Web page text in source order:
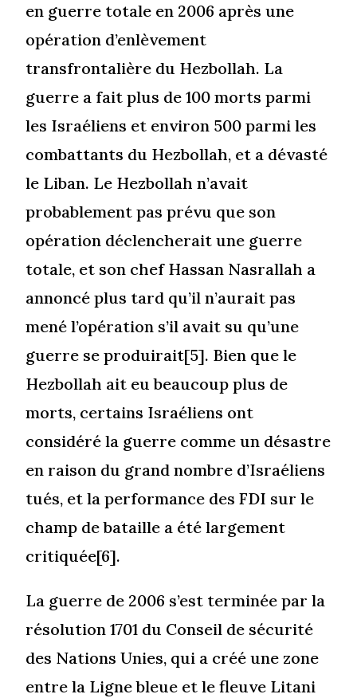
en guerre totale en 2006 après une
opération d’enlèvement
transfrontalière du Hezbollah. La
guerre a fait plus de 100 morts parmi
les Israéliens et environ 500 parmi les
combattants du Hezbollah, et a dévasté
le Liban. Le Hezbollah n’avait
probablement pas prévu que son
opération déclencherait une guerre
totale, et son chef Hassan Nasrallah a
annoncé plus tard qu’il n’aurait pas
mené l’opération s’il avait su qu’une
guerre se produirait[5]. Bien que le
Hezbollah ait eu beaucoup plus de
morts, certains Israéliens ont
considéré la guerre comme un désastre
en raison du grand nombre d’Israéliens
tués, et la performance des FDI sur le
champ de bataille a été largement
critiquée[6].
La guerre de 2006 s’est terminée par la
résolution 1701 du Conseil de sécurité
des Nations Unies, qui a créé une zone
entre la Ligne bleue et le fleuve Litani